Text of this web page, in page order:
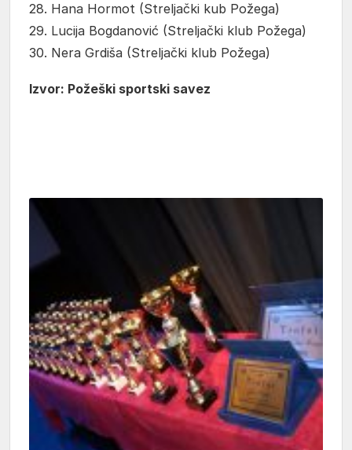
28. Hana Hormot (Streljački kub Požega)
29. Lucija Bogdanović (Streljački klub Požega)
30. Nera Grdiša (Streljački klub Požega)
Izvor: Požeški sportski savez